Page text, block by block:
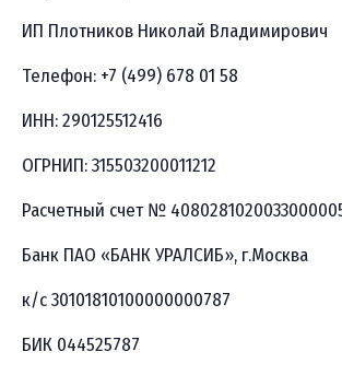
ИП Плотников Николай Владимирович
Телефон: +7 (499) 678 01 58
ИНН: 290125512416
ОГРНИП: 315503200011212
Расчетный счет №
Банк ПАО «БАНК УРАЛСИБ», г.Москва
к/с 30101810100000000787
БИК 044525787